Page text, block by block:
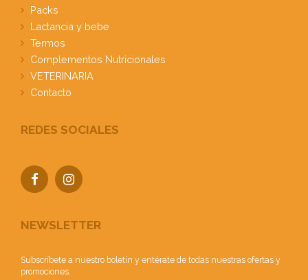
Packs
Lactancia y bebe
Termos
Complementos Nutricionales
VETERINARIA
Contacto
REDES SOCIALES
NEWSLETTER
Subscríbete a nuestro boletín y entérate de todas nuestras ofertas y
promociones.